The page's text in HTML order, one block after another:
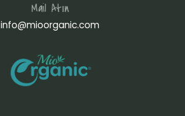
Mail Atın
info@mioorganic.com